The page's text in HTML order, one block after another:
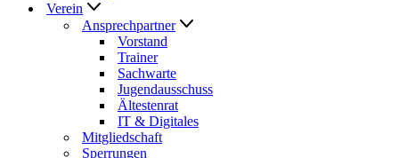
Verein
Ansprechpartner
Vorstand
Trainer
Sachwarte
Jugendausschuss
Ältestenrat
IT & Digitales
Mitgliedschaft
Sperrungen